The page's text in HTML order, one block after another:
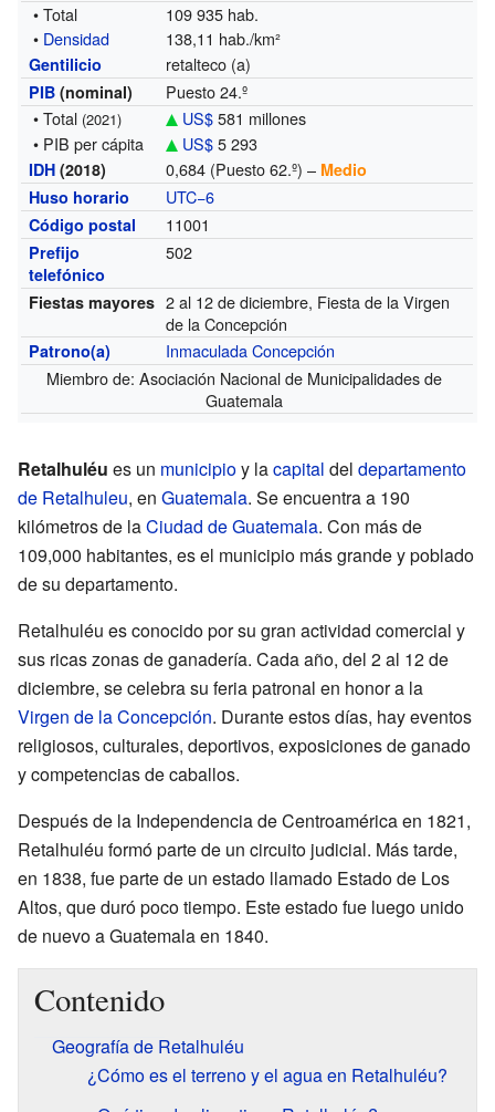
• Total
109 935 hab.
• Densidad 138,11 hab./km²
Gentilicio retalteco (a)
PIB (nominal)
Puesto 24.º
• Total (2021) US$581 millones
• PIB per cápita
US$5 293
IDH (2018) 0,684 (Puesto 62.º) – Medio
Huso horario
UTC−6
Código postal 11001
Prefijo
telefónico
502
Fiestas mayores 2 al 12 de diciembre, Fiesta de la Virgen
de la Concepción
Patrono(a)
Inmaculada Concepción
Miembro de: Asociación Nacional de Municipalidades de
Guatemala
Retalhuléu es un municipioy lacapital del departamento
de Retalhuleu, en Guatemala. Se encuentra a 190
kilómetros de laCiudad de Guatemala. Con más de
109,000 habitantes, es el municipio más grande y poblado
de su departamento.
Retalhuléu es conocido por su gran actividad comercial y
sus ricas zonas de ganadería. Cada año, del 2 al 12 de
diciembre, se celebra su feria patronal en honor a la
Virgen de la Concepción. Durante estos días, hay eventos
religiosos, culturales, deportivos, exposiciones de ganado
y competencias de caballos.
Después de la Independencia de Centroamérica en 1821,
Retalhuléu formó parte de un circuito judicial. Más tarde,
en 1838, fue parte de un estado llamado Estado de Los
Altos, que duró poco tiempo. Este estado fue luego unido
de nuevo a Guatemala en 1840.
Contenido
Geografía de Retalhuléu
¿Cómo es el terreno y el agua en Retalhuléu?